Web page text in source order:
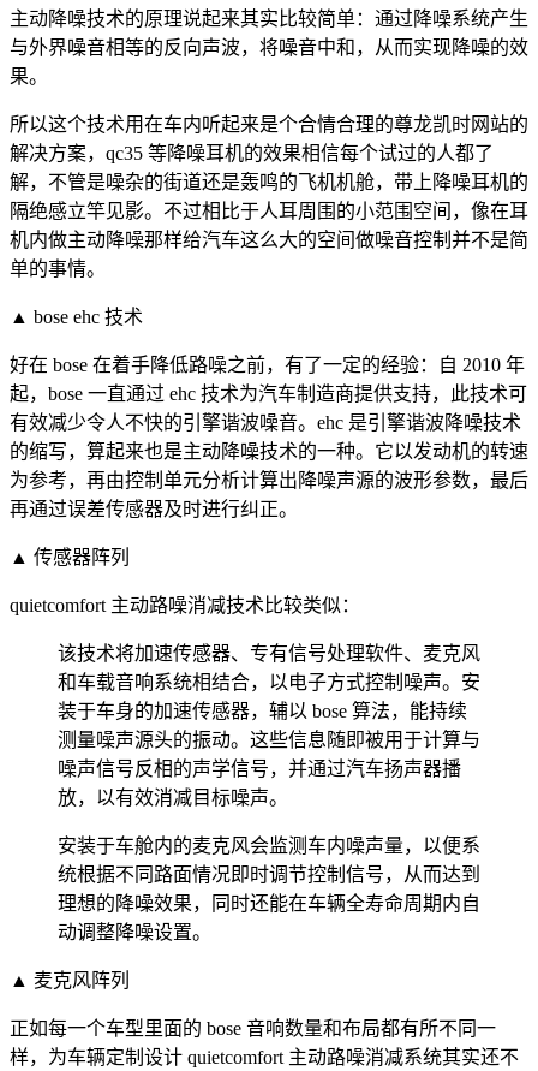
主动降噪技术的原理说起来其实比较简单：通过降噪系统产生
与外界噪音相等的反向声波，将噪音中和，从而实现降噪的效
果。
所以这个技术用在车内听起来是个合情合理的尊龙凯时网站的
解决方案，qc35 等降噪耳机的效果相信每个试过的人都了
解，不管是噪杂的街道还是轰鸣的飞机机舱，带上降噪耳机的
隔绝感立竿见影。不过相比于人耳周围的小范围空间，像在耳
机内做主动降噪那样给汽车这么大的空间做噪音控制并不是简
单的事情。
▲ bose ehc 技术
好在 bose 在着手降低路噪之前，有了一定的经验：自 2010 年
起，bose 一直通过 ehc 技术为汽车制造商提供支持，此技术可
有效减少令人不快的引擎谐波噪音。ehc 是引擎谐波降噪技术
的缩写，算起来也是主动降噪技术的一种。它以发动机的转速
为参考，再由控制单元分析计算出降噪声源的波形参数，最后
再通过误差传感器及时进行纠正。
▲ 传感器阵列
quietcomfort 主动路噪消减技术比较类似：
该技术将加速传感器、专有信号处理软件、麦克风
和车载音响系统相结合，以电子方式控制噪声。安
装于车身的加速传感器，辅以 bose 算法，能持续
测量噪声源头的振动。这些信息随即被用于计算与
噪声信号反相的声学信号，并通过汽车扬声器播
放，以有效消减目标噪声。
安装于车舱内的麦克风会监测车内噪声量，以便系
统根据不同路面情况即时调节控制信号，从而达到
理想的降噪效果，同时还能在车辆全寿命周期内自
动调整降噪设置。
▲ 麦克风阵列
正如每一个车型里面的 bose 音响数量和布局都有所不同一
样，为车辆定制设计 quietcomfort 主动路噪消减系统其实还不